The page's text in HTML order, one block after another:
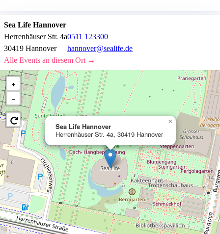
Sea Life Hannover
Herrenhäuser Str. 4a
30419 Hannover
0511 123300
hannover@sealife.de
Alle Events an diesem Ort →
Sea Life Hannover
Herrenhäuser Str. 4a, 30419 Hannover
×
+
−